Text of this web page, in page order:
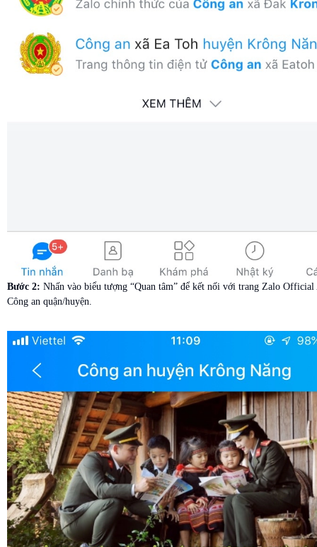
Bước 2: Nhấn vào biểu tượng “Quan tâm” để kết nối với trang Zalo Official
Công an quận/huyện.